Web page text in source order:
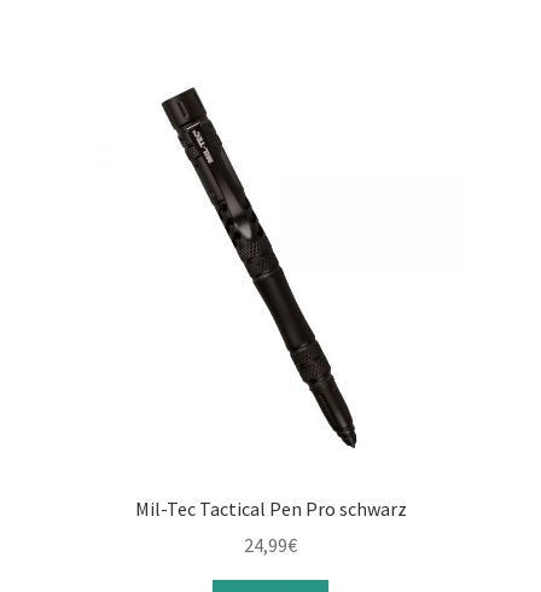
Mil-Tec Tactical Pen Pro schwarz
24,99€